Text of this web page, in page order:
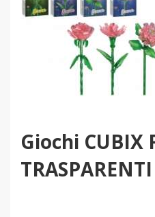
Giochi CUBIX
TRASPARENTI